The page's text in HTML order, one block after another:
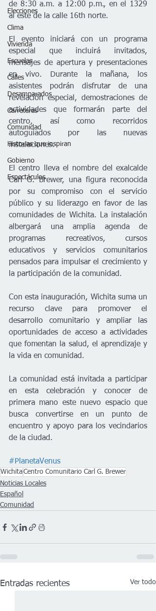
Elecciones
Clima
Vivienda
Escuelas
Calles
Desamparados
Carreteras
Comunidad
Historias que inspiran
Gobierno
Espectáculos
de 8:30 a.m. a 12:00 p.m., en el 1329
al este de la calle 16th norte.
El evento iniciará con un programa
especial que incluirá invitados,
mensajes de apertura y presentaciones
en vivo. Durante la mañana, los
asistentes podrán disfrutar de una
revelación especial, demostraciones de
actividades que formarán parte del
centro, así como recorridos
autoguiados por las nuevas
instalaciones.
El centro lleva el nombre del exalcalde
Carl G. Brewer, una figura reconocida
por su compromiso con el servicio
público y su liderazgo en favor de las
comunidades de Wichita. La instalación
albergará una amplia agenda de
programas recreativos, cursos
educativos y servicios comunitarios
pensados para impulsar el crecimiento y
la participación de la comunidad.
Con esta inauguración, Wichita suma un
recurso clave para promover el
desarrollo comunitario y ampliar las
oportunidades de acceso a actividades
que fomentan la salud, el aprendizaje y
la vida en comunidad.
La comunidad está invitada a participar
en esta celebración y conocer de
primera mano este nuevo espacio que
busca convertirse en un punto de
encuentro y apoyo para los vecindarios
de la ciudad.
#PlanetaVenus
WichitaCentro Comunitario Carl G. Brewer
Noticias Locales
Español
Comunidad
Entradas recientes Ver todo